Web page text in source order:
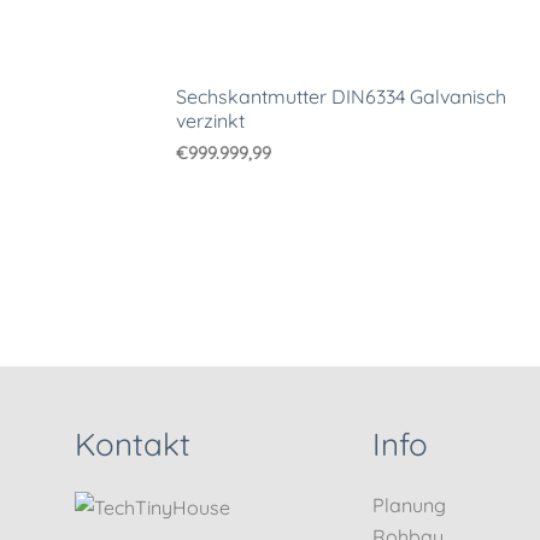
Sechskantmutter DIN6334 Galvanisch
verzinkt
€999.999,99
Kontakt Info
Planung